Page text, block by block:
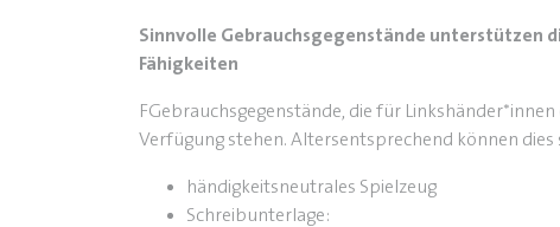
Sinnvolle Gebrauchsgegenstände unterstützen
Fähigkeiten
FGebrauchsgegenstände, die für
Verfügung stehen. Altersentsprechend können dies
händigkeitsneutrales Spielzeug
Schreibunterlage: